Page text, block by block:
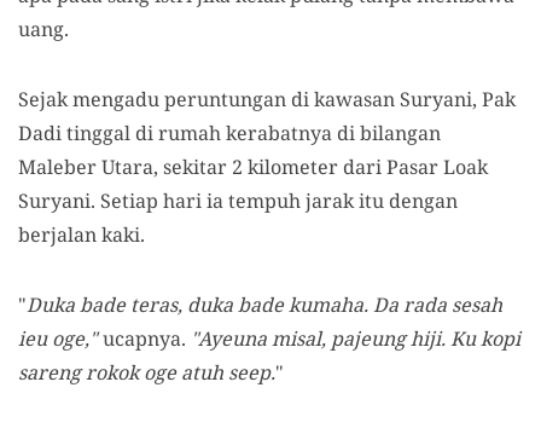
uang.
Sejak mengadu peruntungan di kawasan Suryani, Pak
Dadi tinggal di rumah kerabatnya di bilangan
Maleber Utara, sekitar 2 kilometer dari Pasar Loak
Suryani. Setiap hari ia tempuh jarak itu dengan
berjalan kaki.
"Duka bade teras, duka bade kumaha. Da rada sesah
ieu oge,"ucapnya. "Ayeuna misal, pajeung hiji. Ku kopi
sareng rokok oge atuh seep."